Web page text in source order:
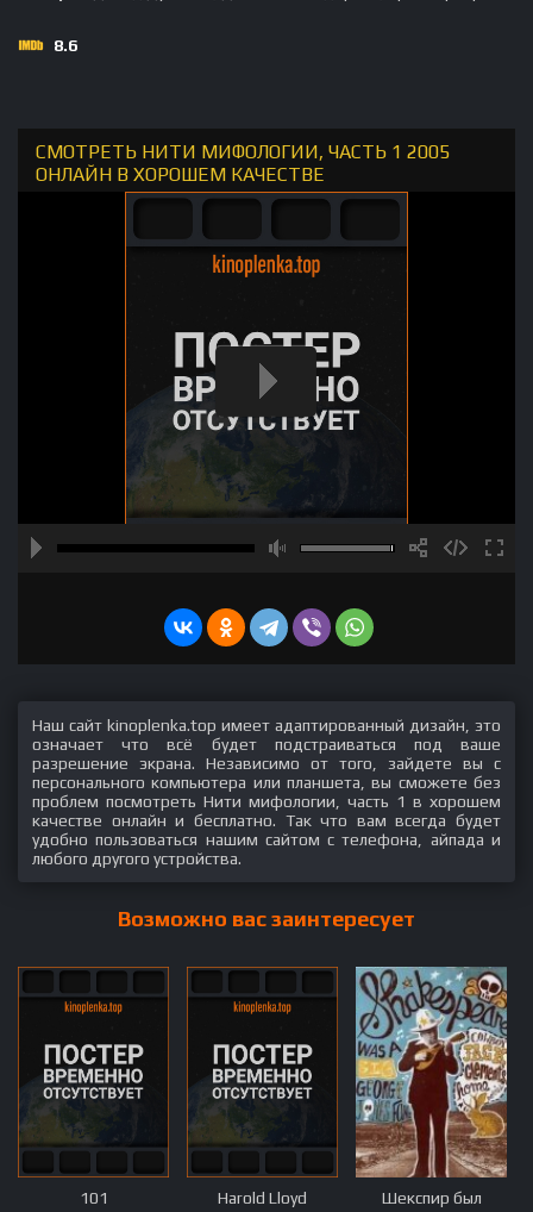
8.6
СМОТРЕТЬ НИТИ МИФОЛОГИИ, ЧАСТЬ 1 2005
ОНЛАЙН В ХОРОШЕМ КАЧЕСТВЕ
Наш сайт kinoplenka.top имеет адаптированный дизайн, это
означает что всё будет подстраиваться под ваше
разрешение экрана. Независимо от того, зайдете вы с
персонального компьютера или планшета, вы сможете без
проблем посмотреть Нити мифологии, часть 1 в хорошем
качестве онлайн и бесплатно. Так что вам всегда будет
удобно пользоваться нашим сайтом с телефона, айпада и
любого другого устройства.
Возможно вас заинтересует
101 Harold Lloyd Шекспир был